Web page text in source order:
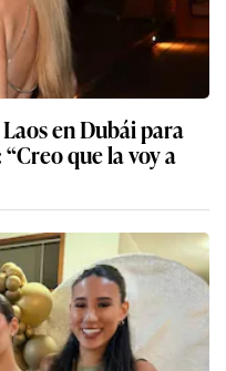
en Dubái para
que la voy a